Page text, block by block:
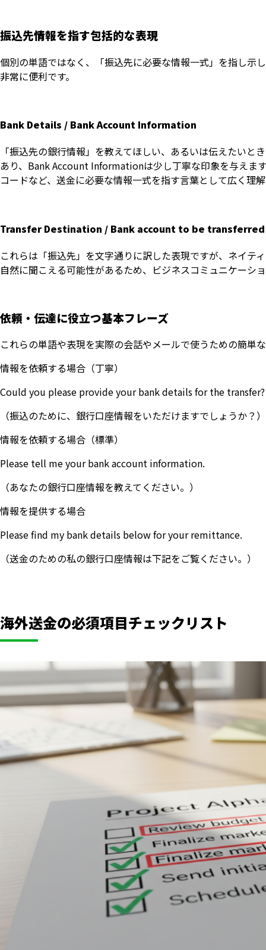
振込先情報を指す包括的な表現
個別の単語ではなく、「振込先に必要な情報一式」を指し示
非常に便利です。
Bank Details / Bank Account Information
「振込先の銀行情報」を教えてほしい、あるいは伝えたい
あり、Bank Account Informationは少し丁寧な印象を与えま
コードなど、送金に必要な情報一式を指す言葉として広く理
Transfer Destination / Bank account to be
これらは「振込先」を文字通りに訳した表現ですが、ネイテ
自然に聞こえる可能性があるため、ビジネスコミュニケー
依頼・伝達に役立つ基本フレーズ
これらの単語や表現を実際の会話やメールで使うための簡単
情報を依頼する場合（丁寧）
Could you please provide your bank details for the transfer?
（振込のために、銀行口座情報をいただけますでしょうか？）
情報を依頼する場合（標準）
Please tell me your bank account information.
（あなたの銀行口座情報を教えてください。）
情報を提供する場合
Please find my bank details below for your remittance.
（送金のための私の銀行口座情報は下記をご覧ください。）
海外送金の必須項目チェックリスト